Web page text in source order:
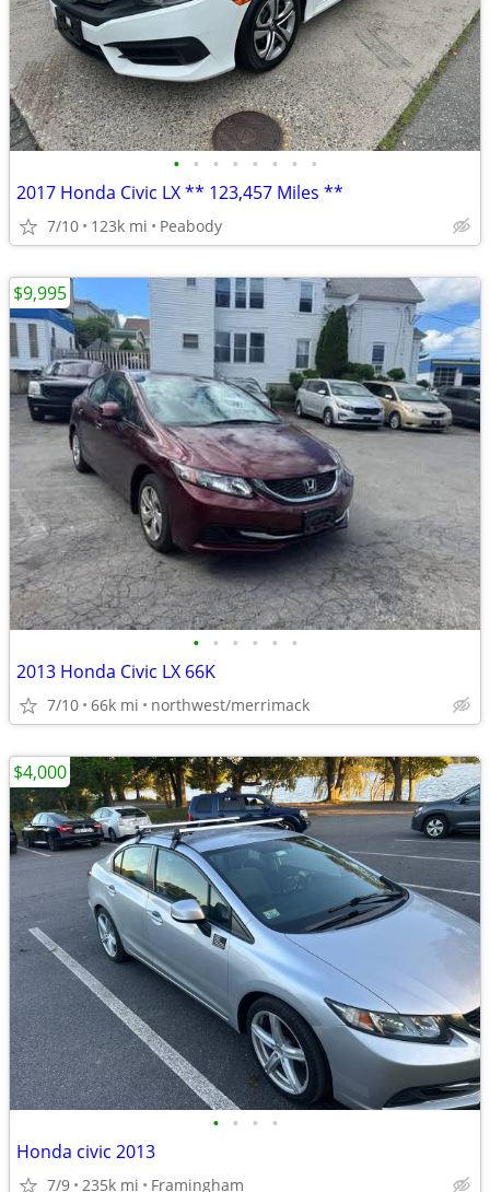
• • • • • • • •
2017 Honda Civic LX ** 123,457 Miles **
7/10 123k mi Peabody
• • • • • •
2013 Honda Civic LX 66K
7/10 66k mi northwest/merrimack
$9,995
• • • •
Honda civic 2013
7/9 235k mi Framingham
$4,000